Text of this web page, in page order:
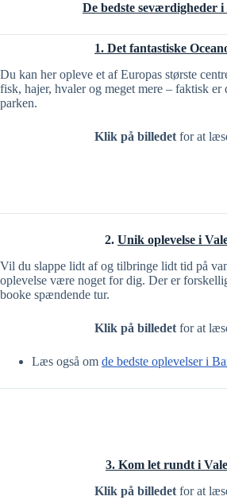
De bedste seværdigheder i
1. Det fantastiske
Du kan her opleve et af Europas største
fisk, hajer, hvaler og meget mere – faktisk
parken.
Klik på billedet for at
2. Unik oplevelse i
Vil du slappe lidt af og tilbringe lidt tid på
oplevelse være noget for dig. Der er
booke spændende tur.
Klik på billedet for at
Læs også om de bedste oplevelser i
3. Kom let rundt i
Klik på billedet for at